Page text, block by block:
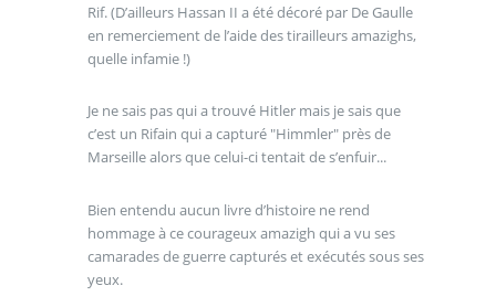
Rif. (D’ailleurs Hassan II a été décoré par De Gaulle
en remerciement de l’aide des tirailleurs amazighs,
quelle infamie !)
Je ne sais pas qui a trouvé Hitler mais je sais que
c’est un Rifain qui a capturé "Himmler" près de
Marseille alors que celui-ci tentait de s’enfuir...
Bien entendu aucun livre d’histoire ne rend
hommage à ce courageux amazigh qui a vu ses
camarades de guerre capturés et exécutés sous ses
yeux.